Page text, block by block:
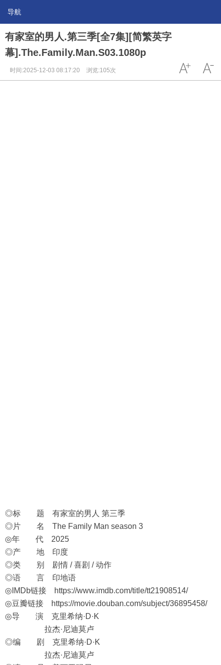
导航
有家室的男人.第三季[全7集][简繁英字
幕].The.Family.Man.S03.1080p
时间:2025-12-03 08:17:20 浏览:105次
◎标 题 有家室的男人 第三季
◎片 名 The Family Man season 3
◎年 代 2025
◎产 地 印度
◎类 别 剧情 / 喜剧 / 动作
◎语 言 印地语
◎IMDb链接
https://www.imdb.com/title/tt21908514/
◎豆瓣链接
https://movie.douban.com/subject/36895458/
◎导 演 克里希纳·D·K
拉杰·尼迪莫卢
◎编 剧 克里希纳·D·K
拉杰·尼迪莫卢